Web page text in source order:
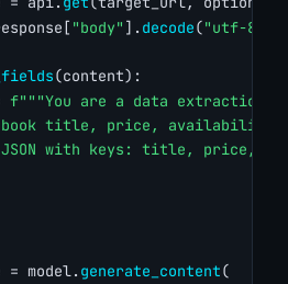
"body" ]. decode("utf-8"
(content):
f"""You are a data extraction
book title, price, availability,
JSON with keys: title, price,
= model.
generate_content(